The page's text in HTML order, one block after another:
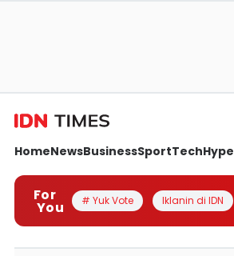
HomeNewsBusinessSportTechHype
For
You # Yuk Vote Iklanin di IDN